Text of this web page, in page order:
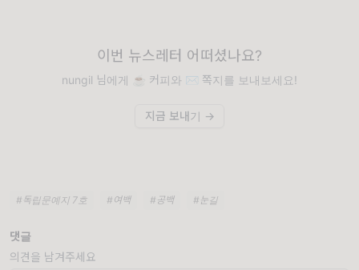
이번 뉴스레터 어떠셨나요?
nungil 님에게 ☕️ 커피와 ✉️ 쪽지를 보내보세요!
지금 보내기 →
#독립문예지 7호 #여백 #공백 #눈길
댓글
의견을 남겨주세요